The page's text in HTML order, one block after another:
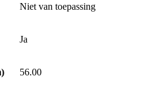
Niet van toepassing
Ja
56.00